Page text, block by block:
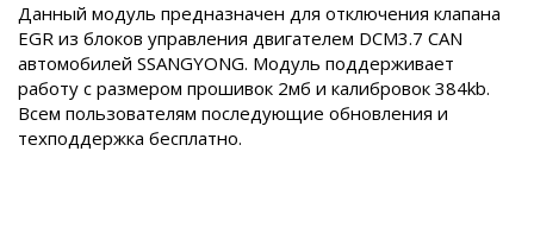
Данный модуль предназначен для отключения клапана
EGR из блоков управления двигателем DCM3.7 CAN
автомобилей SSANGYONG. Модуль поддерживает
работу с размером прошивок 2мб и калибровок 384kb.
Всем пользователям последующие обновления и
техподдержка бесплатно.